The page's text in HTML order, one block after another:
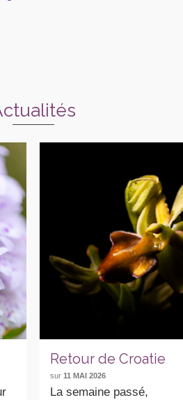
Retour de Croatie
sur11 MAI 2026
La semaine passé,